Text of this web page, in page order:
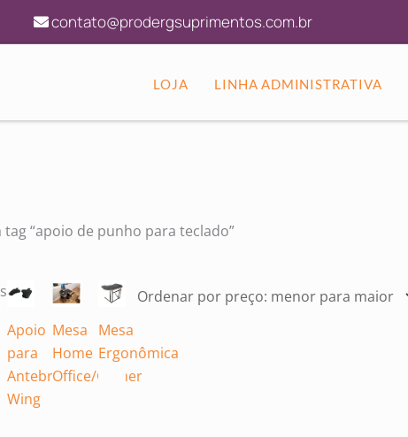
contato@prodergsuprimentos.com.br
LOJA LINHA ADMINISTRATIVA
“apoio de punho para teclado”
alto
Apoio
para
Antebraço
Wing
Mesa
Home
Office/Gamer
Mesa
Ergonômica